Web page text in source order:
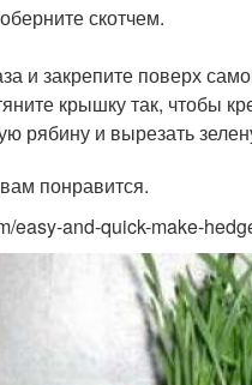
скотчем.
и закрепите поверх
крышку так, чтобы
рябину и вырезать
понравится.
easy-and-quick-make-